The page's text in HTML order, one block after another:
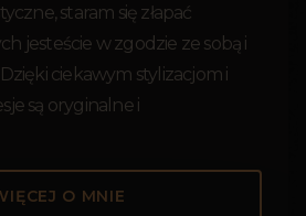
staram się złapać
jesteście w zgodzie ze sobą i
ciekawym stylizacjom i
są oryginalne i
O MNIE